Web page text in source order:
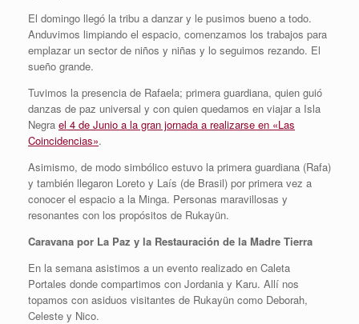
El domingo llegó la tribu a danzar y le pusimos bueno a todo.
Anduvimos limpiando el espacio, comenzamos los trabajos para
emplazar un sector de niños y niñas y lo seguimos rezando. El
sueño grande.
Tuvimos la presencia de Rafaela; primera guardiana, quien guió
danzas de paz universal y con quien quedamos en viajar a Isla
Negra el 4 de Junio a la gran jornada a realizarse en «Las
Coincidencias».
Asimismo, de modo simbólico estuvo la primera guardiana (Rafa)
y también llegaron Loreto y Laís (de Brasil) por primera vez a
conocer el espacio a la Minga. Personas maravillosas y
resonantes con los propósitos de Rukayün.
Caravana por La Paz y la Restauración de la Madre Tierra
En la semana asistimos a un evento realizado en Caleta
Portales donde compartimos con Jordania y Karu. Allí nos
topamos con asiduos visitantes de Rukayün como Deborah,
Celeste y Nico.